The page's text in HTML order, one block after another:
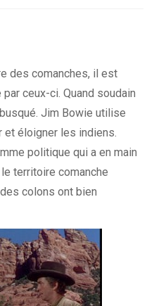
des comanches, il est
ceux-ci. Quand soudain
Jim Bowie utilise
et éloigner les indiens.
politique qui a en main
territoire comanche
colons ont bien